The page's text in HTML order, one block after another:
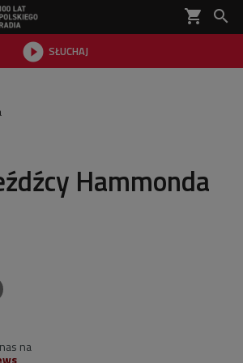
shopping_cart 
 SŁUCHAJ

Hammonda
na